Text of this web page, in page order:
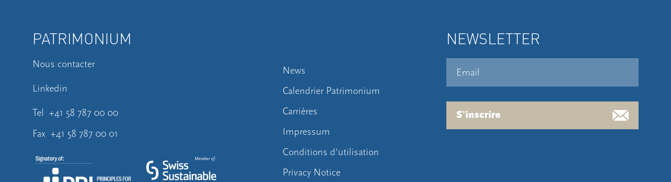
PATRIMONIUM
Nous contacter
Linkedin
Tel
+41 58 787 00 00
Fax +41 58 787 00 01
News
Calendrier Patrimonium
Carrières
Impressum
Conditions d’utilisation
Privacy Notice
NEWSLETTER
S'inscrire